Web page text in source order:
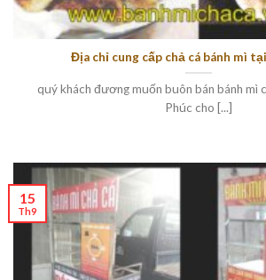
Địa chỉ cung cấp chả cá bánh mì
quý khách đương muốn buôn bán bánh mì
Phúc cho [...]
15
Th9